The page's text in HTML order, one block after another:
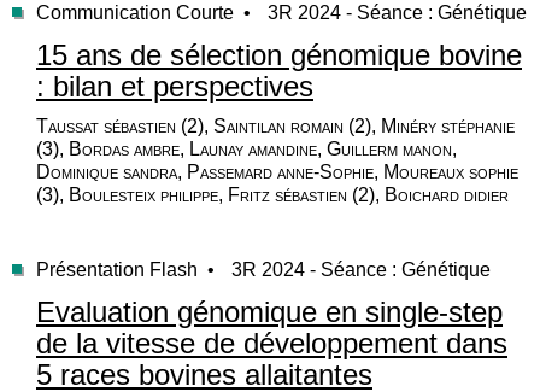
Communication Courte • 3R 2024 - Séance : Génétique
15 ans de sélection génomique bovine
: bilan et perspectives
Taussat sébastien (2), Saintilan romain (2), Minéry stéphanie
(3), Bordas ambre, Launay amandine, Guillerm manon,
Dominique sandra, Passemard anne-Sophie, Moureaux sophie
(3), Boulesteix philippe, Fritz sébastien (2), Boichard didier
Présentation Flash • 3R 2024 - Séance : Génétique
Evaluation génomique en single-step
de la vitesse de développement dans
5 races bovines allaitantes